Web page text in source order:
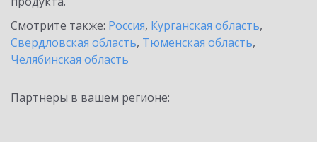
Смотрите также: Россия, Курганская область,
Свердловская область, Тюменская область,
Челябинская область
Партнеры в вашем регионе: